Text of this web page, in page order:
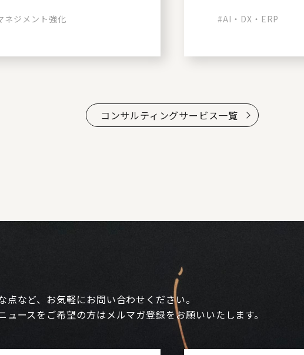
ネジメント強化 #AI・DX・ERP
コンサルティングサービス一覧
など、お気軽にお問い合わせください。
ースをご希望の方はメルマガ登録をお願いいたします。